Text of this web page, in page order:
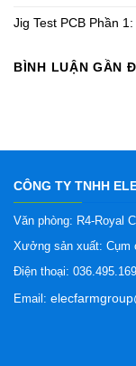
Jig Test PCB Phần
BÌNH LUẬN GẦN
CÔNG TY TNHH
Văn phòng: R4-Royal
Xưởng sản xuất: Cụm
Điện thoại:
Email: